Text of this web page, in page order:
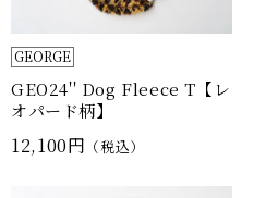
GEORGE
GEO24'' Dog Fleece T【レ
オパード柄】
12,100円 （税込）